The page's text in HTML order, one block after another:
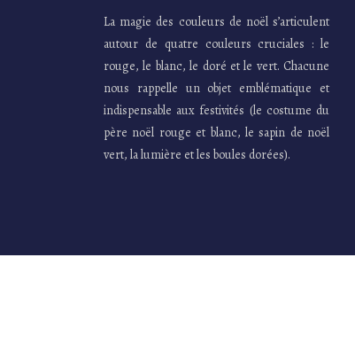
La magie des couleurs de noël s’articulent
autour de quatre couleurs cruciales : le
rouge, le blanc, le doré et le vert. Chacune
nous rappelle un objet emblématique et
indispensable aux festivités (le costume du
père noël rouge et blanc, le sapin de noël
vert, la lumière et les boules dorées).